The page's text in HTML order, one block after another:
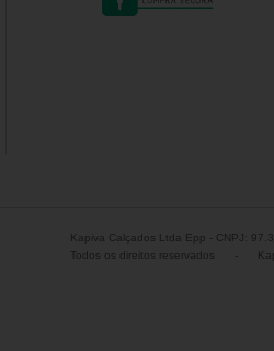
Kapiva Calçados Ltda Epp - CNPJ:
Todos os direitos reservados
-